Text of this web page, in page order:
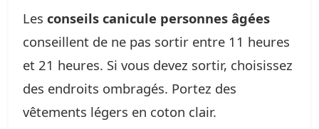
Les conseils canicule personnes âgées
conseillent de ne pas sortir entre 11 heures
et 21 heures. Si vous devez sortir, choisissez
des endroits ombragés. Portez des
vêtements légers en coton clair.